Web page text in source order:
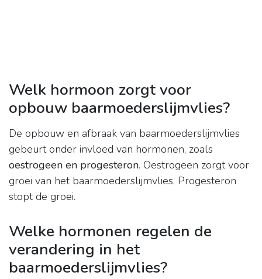
Welk hormoon zorgt voor
opbouw baarmoederslijmvlies?
De opbouw en afbraak van baarmoederslijmvlies
gebeurt onder invloed van hormonen, zoals
oestrogeen en progesteron. Oestrogeen zorgt voor
groei van het baarmoederslijmvlies. Progesteron
stopt de groei.
Welke hormonen regelen de
verandering in het
baarmoederslijmvlies?